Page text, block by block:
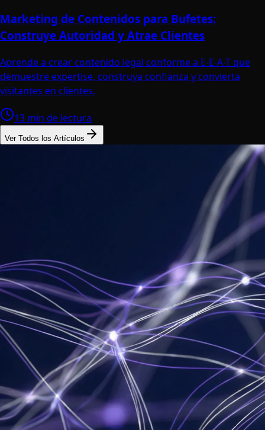
Marketing de Contenidos para Bufetes:
Construye Autoridad y Atrae Clientes
Aprende a crear contenido legal conforme a E-E-A-T que
demuestre expertise, construya confianza y convierta
visitantes en clientes.
13 min de lectura
Ver Todos los Artículos